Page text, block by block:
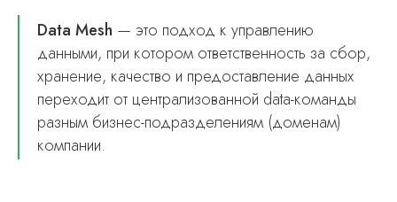
Data Mesh — это подход к управлению
данными, при котором ответственность за сбор,
хранение, качество и предоставление данных
переходит от централизованной data-команды
разным бизнес-подразделениям (доменам)
компании.